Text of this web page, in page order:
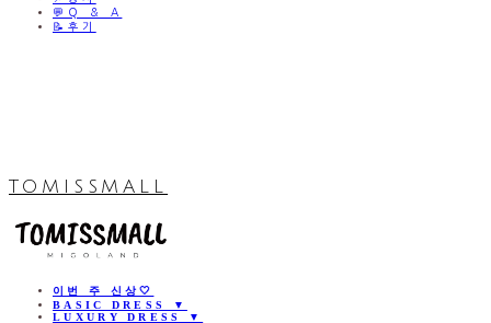
💬Q & A
📝후기
TOMISSMALL
이번 주 신상🤍
BASIC DRESS ▼
LUXURY DRESS ▼